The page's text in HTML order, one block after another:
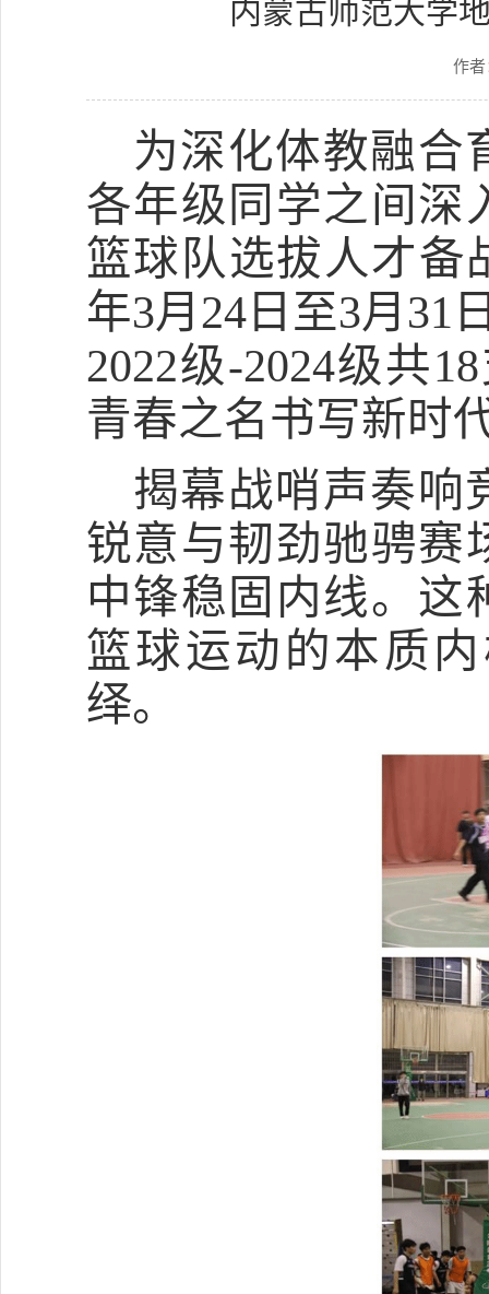
内蒙古师范大学
作者
为深化体教融合
各年级同学之间深
篮球队选拔人才备
年3月 24日至3月 31
2022级-2024级共18
青春之名书写新时
揭幕战哨声奏响
锐意与韧劲驰骋赛
中锋稳固内线。这
篮球运动的本质
绎。